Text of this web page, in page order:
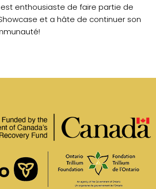
est enthousiaste de faire partie de
et a hâte de continuer son